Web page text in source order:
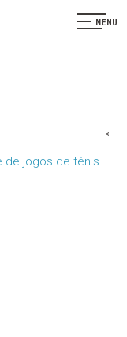
MENU
de jogos de ténis
<